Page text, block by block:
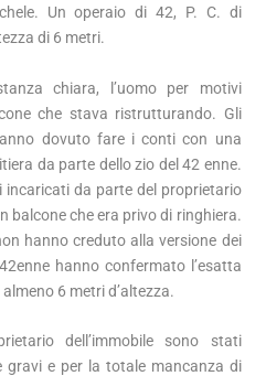
Un operaio di 42, P. C. di
di 6 metri.
chiara, l’uomo per motivi
che stava ristrutturando. Gli
dovuto fare i conti con una
da parte dello zio del 42 enne.
da parte del proprietario
balcone che era privo di ringhiera.
hanno creduto alla versione dei
hanno confermato l’esatta
6 metri d’altezza.
dell’immobile sono stati
gravi e per la totale mancanza di